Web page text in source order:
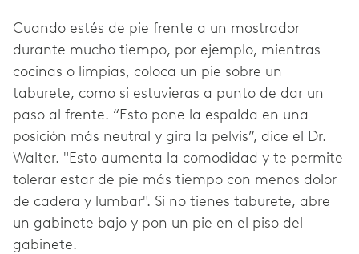
Cuando estés de pie frente a un mostrador
durante mucho tiempo, por ejemplo, mientras
cocinas o limpias, coloca un pie sobre un
taburete, como si estuvieras a punto de dar un
paso al frente. “Esto pone la espalda en una
posición más neutral y gira la pelvis”, dice el Dr.
Walter. "Esto aumenta la comodidad y te permite
tolerar estar de pie más tiempo con menos dolor
de cadera y lumbar". Si no tienes taburete, abre
un gabinete bajo y pon un pie en el piso del
gabinete.